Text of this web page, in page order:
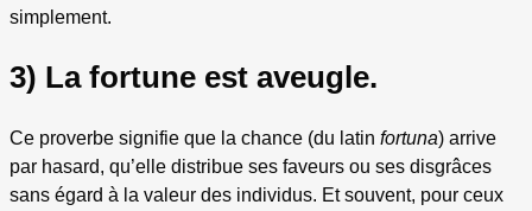
simplement.
3) La fortune est aveugle.
Ce proverbe signifie que la chance (du latin fortuna) arrive
par hasard, qu’elle distribue ses faveurs ou ses disgrâces
sans égard à la valeur des individus. Et souvent, pour ceux